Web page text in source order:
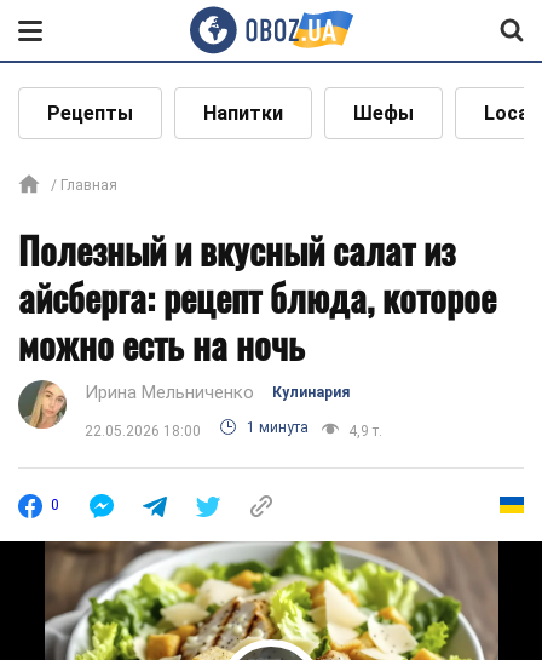
Рецепты Напитки Шефы Local
Главная
Полезный и вкусный салат из
айсберга: рецепт блюда, которое
можно есть на ночь
Ирина Мельниченко Кулинария
22.05.2026 18:00 1 минута 4,9 т.
0